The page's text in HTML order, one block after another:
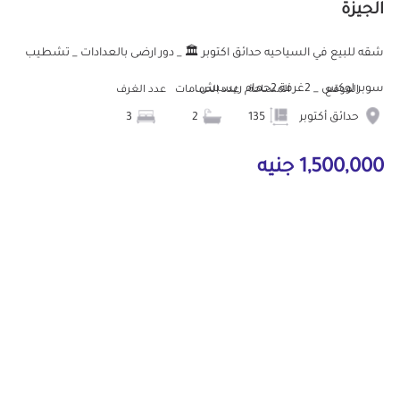
الجيزة
شقه للبيع في السياحيه حدائق اكتوبر 🏛️ _ دور ارضى بالعدادات _ تشطيب
سوبر لوكس _ 2غرفة 2حمام ريسبش...
الموقع
حدائق أكتوبر
المساحة عدد الحمامات عدد الغرف
1,500,000 جنيه